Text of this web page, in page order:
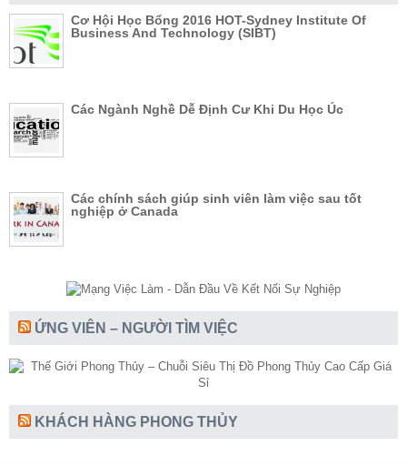
Cơ Hội Học Bổng 2016 HOT-Sydney Institute Of
Business And Technology (SIBT)
Các Ngành Nghề Dễ Định Cư Khi Du Học Úc
Các chính sách giúp sinh viên làm việc sau tốt
nghiệp ở Canada
ỨNG VIÊN – NGƯỜI TÌM VIỆC
KHÁCH HÀNG PHONG THỦY